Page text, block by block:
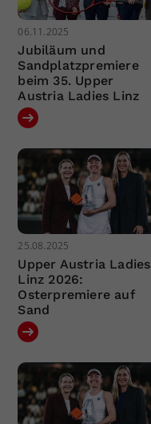
06.11.2025
Jubiläum und
Sandplatzpremiere
beim 35. Upper
Austria Ladies Linz
25.08.2025
Upper Austria Ladies
Linz 2026:
Osterpremiere auf
Sand